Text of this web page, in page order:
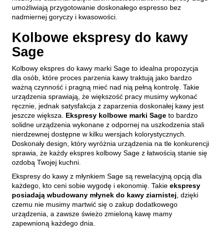
umożliwiają przygotowanie doskonałego espresso bez
nadmiernej goryczy i kwasowości.
Kolbowe ekspresy do kawy
Sage
Kolbowy ekspres do kawy marki Sage to idealna propozycja
dla osób, które proces parzenia kawy traktują jako bardzo
ważną czynność i pragną mieć nad nią pełną kontrolę. Takie
urządzenia sprawiają, że większość pracy musimy wykonać
ręcznie, jednak satysfakcja z zaparzenia doskonałej kawy jest
jeszcze większa. Ekspresy kolbowe marki Sage to bardzo
solidne urządzenia wykonane z odpornej na uszkodzenia stali
nierdzewnej dostępne w kilku wersjach kolorystycznych.
Doskonały design, który wyróżnia urządzenia na tle konkurencji
sprawia, że każdy ekspres kolbowy Sage z łatwością stanie się
ozdobą Twojej kuchni.
Ekspresy do kawy z młynkiem Sage są rewelacyjną opcją dla
każdego, kto ceni sobie wygodę i ekonomię. Takie ekspresy
posiadają wbudowany młynek do kawy ziarnistej , dzięki
czemu nie musimy martwić się o zakup dodatkowego
urządzenia, a zawsze świeżo zmieloną kawę mamy
zapewnioną każdego dnia.